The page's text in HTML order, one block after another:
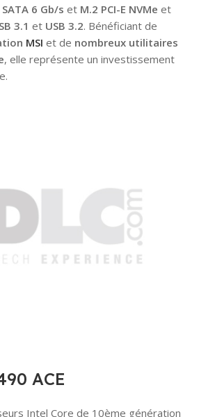
6 Gb/s et M.2 PCI-E NVMe et
3.1 et USB 3.2. Bénéficiant de
MSI et de nombreux utilitaires
, elle représente un investissement
ACE
Intel Core de 10ème génération